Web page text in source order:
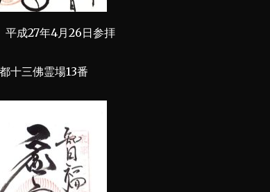
成27年4月26日参拝
十三佛霊場13番